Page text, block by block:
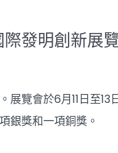
發明創新展
覽會於6月11日至
銀獎和一項銅獎。